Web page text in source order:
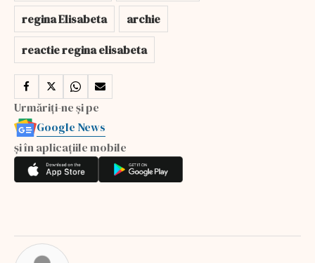
regina Elisabeta
archie
reactie regina elisabeta
Urmăriți-ne și pe
Google News
și în aplicațiile mobile